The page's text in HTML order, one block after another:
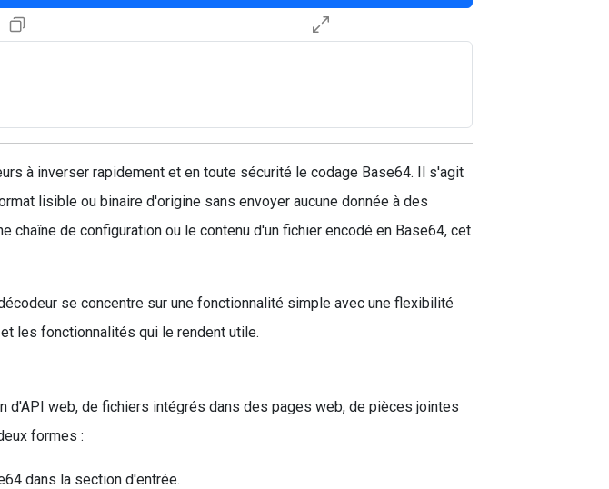
à inverser rapidement et en toute sécurité le codage Base64. Il s'agit
lisible ou binaire d'origine sans envoyer aucune donnée à des
de configuration ou le contenu d'un fichier encodé en Base64, cet
se concentre sur une fonctionnalité simple avec une flexibilité
les fonctionnalités qui le rendent utile.
web, de fichiers intégrés dans des pages web, de pièces jointes
formes :
dans la section d'entrée.